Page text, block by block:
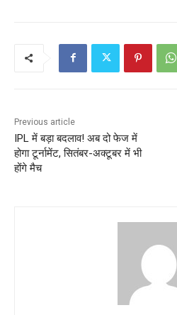
Previous article
IPL में बड़ा बदलाव! अब दो फेज में
होगा टूर्नामेंट, सितंबर-अक्टूबर में भी
होंगे मैच